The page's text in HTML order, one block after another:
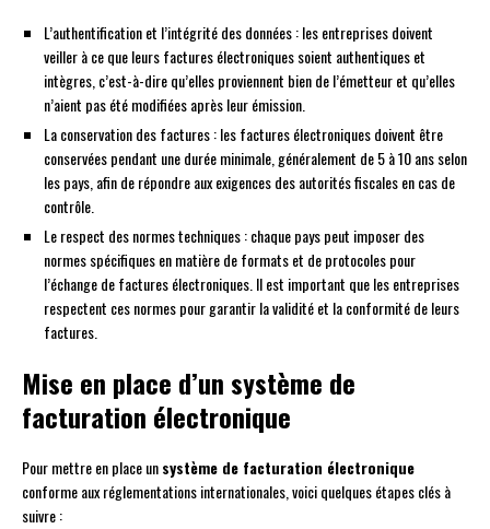
L’authentification et l’intégrité des données : les entreprises doivent
veiller à ce que leurs factures électroniques soient authentiques et
intègres, c’est-à-dire qu’elles proviennent bien de l’émetteur et qu’elles
n’aient pas été modifiées après leur émission.
La conservation des factures : les factures électroniques doivent être
conservées pendant une durée minimale, généralement de 5 à 10 ans selon
les pays, afin de répondre aux exigences des autorités fiscales en cas de
contrôle.
Le respect des normes techniques : chaque pays peut imposer des
normes spécifiques en matière de formats et de protocoles pour
l’échange de factures électroniques. Il est important que les entreprises
respectent ces normes pour garantir la validité et la conformité de leurs
factures.
Mise en place d’un système de
facturation électronique
Pour mettre en place unsystème de facturation électronique
conforme aux réglementations internationales, voici quelques étapes clés à
suivre :